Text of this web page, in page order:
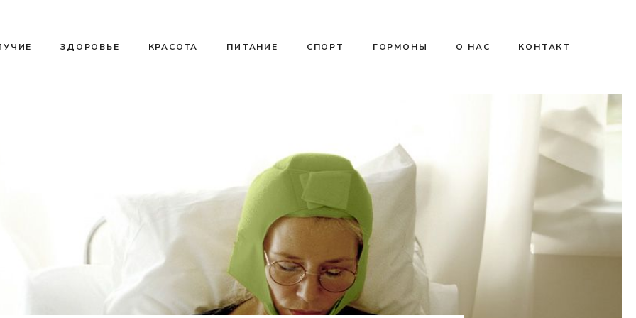
ЗДОРОВЬЕ КРАСОТА ПИТАНИЕ СПОРТ ГОРМОНЫ О НАС КОНТАКТ